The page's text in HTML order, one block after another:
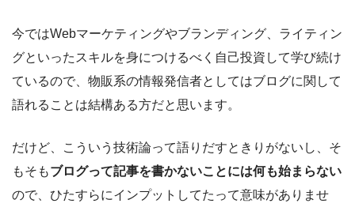
今ではWebマーケティングやブランディング、ライティン
グといったスキルを身につけるべく自己投資して学び続け
ているので、物販系の情報発信者としてはブログに関して
語れることは結構ある方だと思います。
だけど、こういう技術論って語りだすときりがないし、そ
もそもブログって記事を書かないことには何も始まらない
ので、ひたすらにインプットしてたって意味がありませ